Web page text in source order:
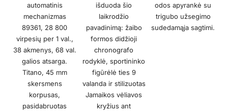
automatinis
mechanizmas
89361, 28 800
virpesių per 1 val.,
38 akmenys, 68 val.
galios atsarga.
Titano, 45 mm
skersmens
korpusas,
pasidabruotas
išduoda šio
laikrodžio
pavadinimą: žaibo
formos didžioji
chronografo
rodyklė, sportininko
figūrėlė ties 9
valanda ir stilizuotas
Jamaikos vėliavos
kryžius ant
odos apyrankė su
trigubo užsegimo
sudedamąja sagtimi.